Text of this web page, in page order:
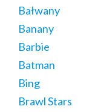
Bałwany
Banany
Barbie
Batman
Bing
Brawl Stars